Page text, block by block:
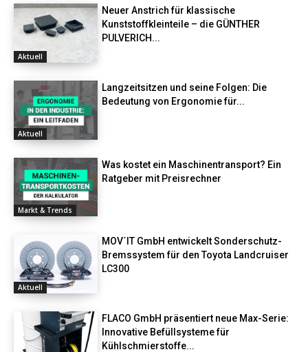
Aktuell
Neuer Anstrich für klassische
Kunststoffkleinteile – die GÜNTHER
PULVERICH...
Aktuell
Langzeitsitzen und seine Folgen: Die
Bedeutung von Ergonomie für...
Markt & Trends
Was kostet ein Maschinentransport? Ein
Ratgeber mit Preisrechner
Aktuell
MOV´IT GmbH entwickelt Sonderschutz-
Bremssystem für den Toyota Landcruiser
LC300
FLACO GmbH präsentiert neue Max-Serie:
Innovative Befüllsysteme für
Kühlschmierstoffe...